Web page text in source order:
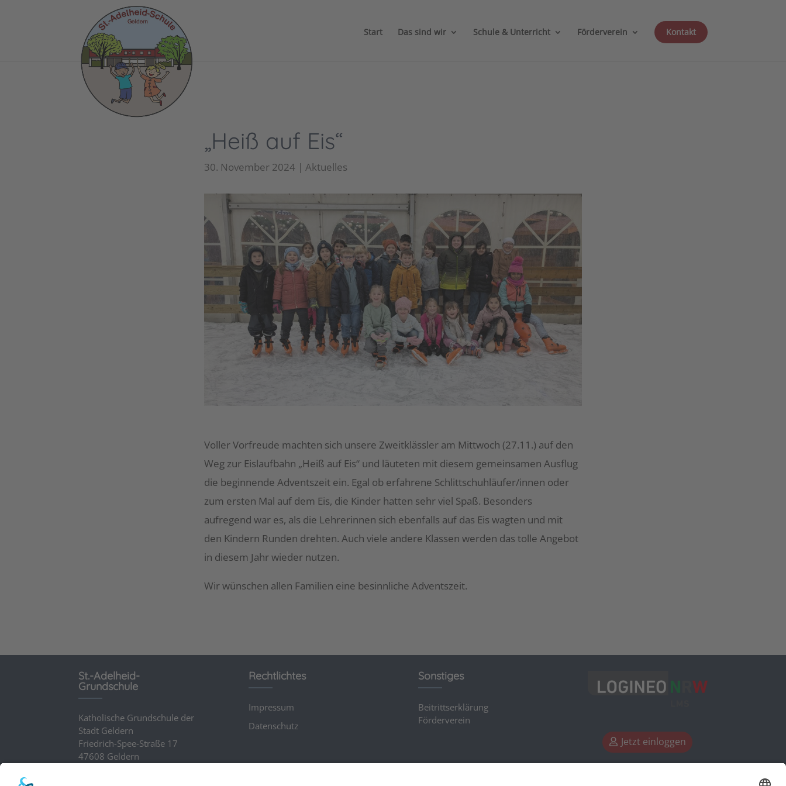
Start Das sind wir Schule & Unterricht Förderverein Kontakt
„Heiß auf Eis“
30. November 2024 |Aktuelles
Voller Vorfreude machten sich unsere Zweitklässler am Mittwoch (27.11.) auf den
Weg zur Eislaufbahn „Heiß auf Eis“ und läuteten mit diesem gemeinsamen Ausflug
die beginnende Adventszeit ein. Egal ob erfahrene Schlittschuhläufer/innen oder
zum ersten Mal auf dem Eis, die Kinder hatten sehr viel Spaß. Besonders
aufregend war es, als die Lehrerinnen sich ebenfalls auf das Eis wagten und mit
den Kindern Runden drehten. Auch viele andere Klassen werden das tolle Angebot
in diesem Jahr wieder nutzen.
Wir wünschen allen Familien eine besinnliche Adventszeit.
St.-Adelheid-
Grundschule
Katholische Grundschule der
Stadt Geldern
Friedrich-Spee-Straße 17
47608 Geldern
Rechtlichtes
Impressum
Datenschutz
Sonstiges
Beitrittserklärung
Förderverein
Jetzt einloggen